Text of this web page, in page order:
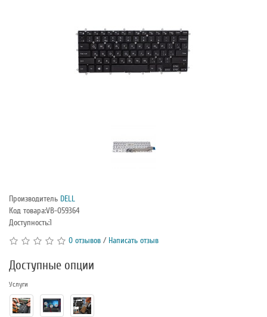
Производитель DELL
Код товара:VB-059364
Доступность:1
0 отзывов / Написать отзыв
Доступные опции
Услуги